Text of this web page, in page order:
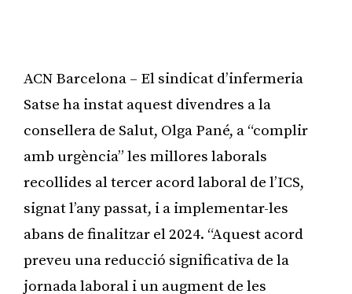
ACN Barcelona – El sindicat d’infermeria
Satse ha instat aquest divendres a la
consellera de Salut, Olga Pané, a “complir
amb urgència” les millores laborals
recollides al tercer acord laboral de l’ICS,
signat l’any passat, i a implementar-les
abans de finalitzar el 2024. “Aquest acord
preveu una reducció significativa de la
jornada laboral i un augment de les